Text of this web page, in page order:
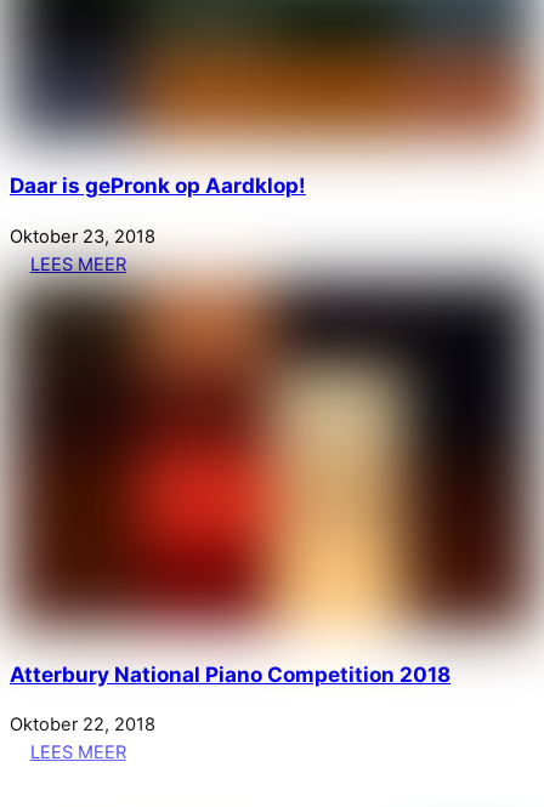
Daar is gePronk op Aardklop!
Oktober 23, 2018
LEES MEER
Atterbury National Piano Competition 2018
Oktober 22, 2018
LEES MEER